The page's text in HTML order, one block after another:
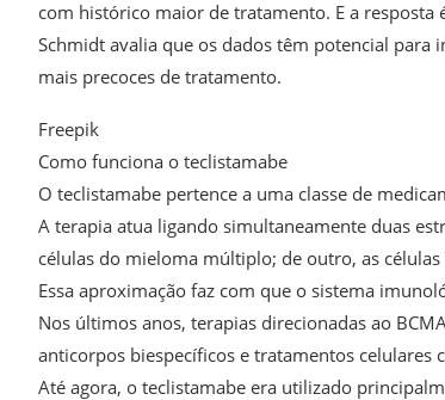
com histórico maior de tratamento. E a resposta
Schmidt avalia que os dados têm potencial
mais precoces de tratamento.
Freepik
Como funciona o teclistamabe
O teclistamabe pertence a uma classe de
A terapia atua ligando simultaneamente duas
células do mieloma múltiplo; de outro, as
Essa aproximação faz com que o sistema
Nos últimos anos, terapias direcionadas ao
anticorpos biespecíficos e tratamentos celulares
Até agora, o teclistamabe era utilizado